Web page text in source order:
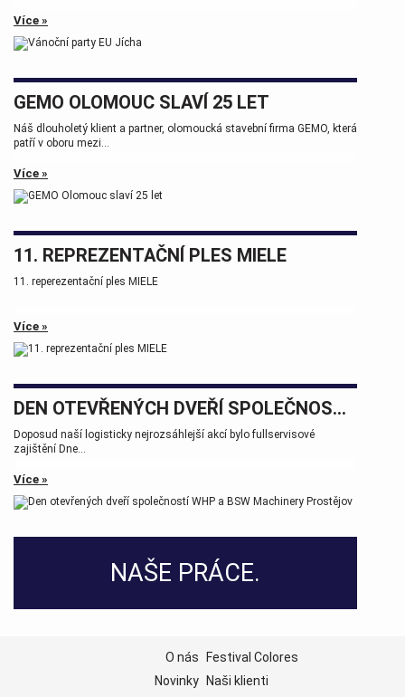
Více »
GEMO OLOMOUC SLAVÍ 25 LET
Náš dlouholetý klient a partner, olomoucká stavební firma GEMO, která
patří v oboru mezi...
Více »
11. REPREZENTAČNÍ PLES MIELE
11. reperezentační ples MIELE
Více »
DEN OTEVŘENÝCH DVEŘÍ SPOLEČNOSTÍ WHP A BSW MACHINERY PROSTĚJOV
Doposud naší logisticky nejrozsáhlejší akcí bylo fullservisové
zajištění Dne...
Více »
NAŠE PRÁCE.
O nás
Festival Colores
Novinky
Naši klienti